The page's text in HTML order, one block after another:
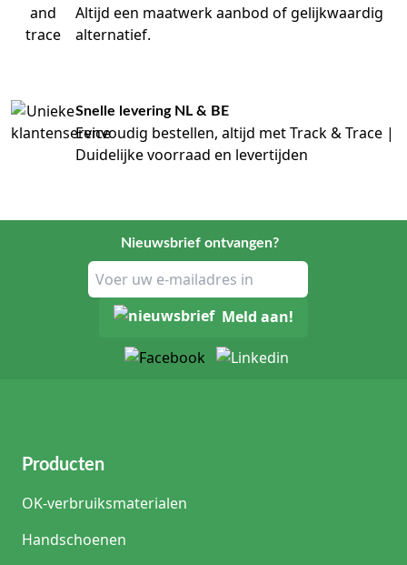
Altijd een maatwerk aanbod of gelijkwaardig
alternatief.
Snelle levering NL & BE
Eenvoudig bestellen, altijd met Track & Trace |
Duidelijke voorraad en levertijden
Nieuwsbrief ontvangen?
Meld aan!
Producten
OK-verbruiksmaterialen
Handschoenen